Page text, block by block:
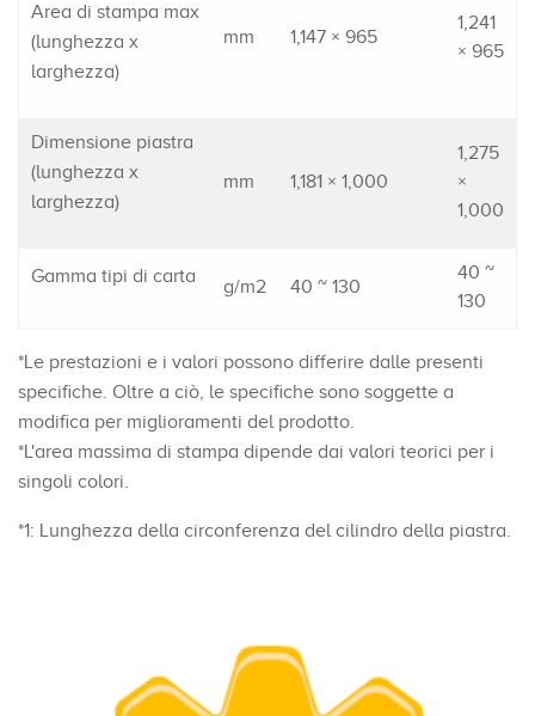
Area di stampa max
(lunghezza x
larghezza)
mm 1,147 × 965
1,241
× 965
Dimensione piastra
(lunghezza x
larghezza)
mm 1,181 × 1,000
1,275
×
1,000
Gamma tipi di carta g/m2 40 ~ 130
40 ~
130
*Le prestazioni e i valori possono differire dalle presenti
specifiche. Oltre a ciò, le specifiche sono soggette a
modifica per miglioramenti del prodotto.
*L'area massima di stampa dipende dai valori teorici per i
singoli colori.
*1: Lunghezza della circonferenza del cilindro della piastra.